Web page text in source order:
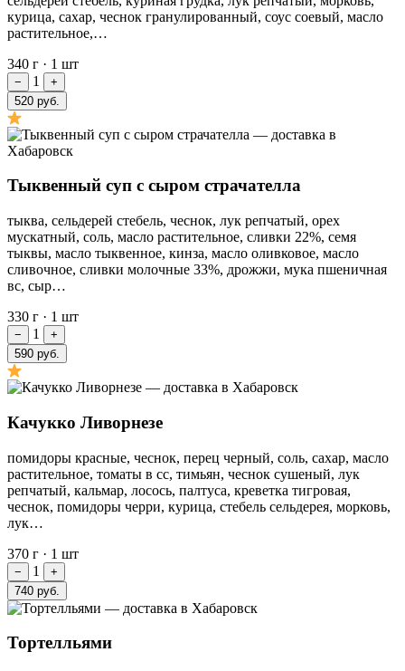
курица, сахар, чеснок гранулированный, соус соевый, масло
растительное,…
340 г · 1 шт
− 1
+
520 руб.
Тыквенный суп с сыром страчателла
тыква, сельдерей стебель, чеснок, лук репчатый, орех
мускатный, соль, масло растительное, сливки 22%, семя
тыквы, масло тыквенное, кинза, масло оливковое, масло
сливочное, сливки молочные 33%, дрожжи, мука пшеничная
вс, сыр…
330 г · 1 шт
− 1
+
590 руб.
Качукко Ливорнезе
помидоры красные, чеснок, перец черный, соль, сахар, масло
растительное, томаты в сс, тимьян, чеснок сушеный, лук
репчатый, кальмар, лосось, палтуса, креветка тигровая,
чеснок, помидоры черри, курица, стебель сельдерея, морковь,
лук…
370 г · 1 шт
− 1
+
740 руб.
Тортелльями